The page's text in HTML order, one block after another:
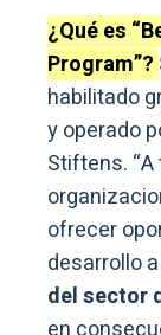
¿Qué es
Program”?
habilitado
y operado
Stiftens.
ofrecer
desarrollo a
del sector